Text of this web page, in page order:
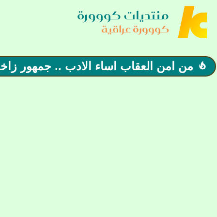
منتديات كووورة
كووورة عراقية
 من امن العقاب اساء الادب .. جمهور